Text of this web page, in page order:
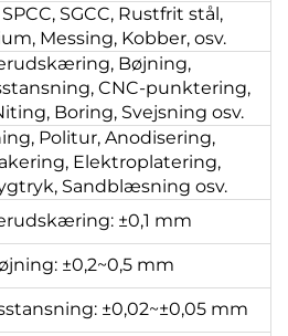
SGCC, Rustfrit stål,
Messing, Kobber, osv.
Bøjning,
CNC-punktering,
Boring, Svejsning osv.
Politur, Anodisering,
Elektroplatering,
Sandblæsning osv.
±0,1 mm
±0,2~0,5 mm
±0,02~±0,05 mm